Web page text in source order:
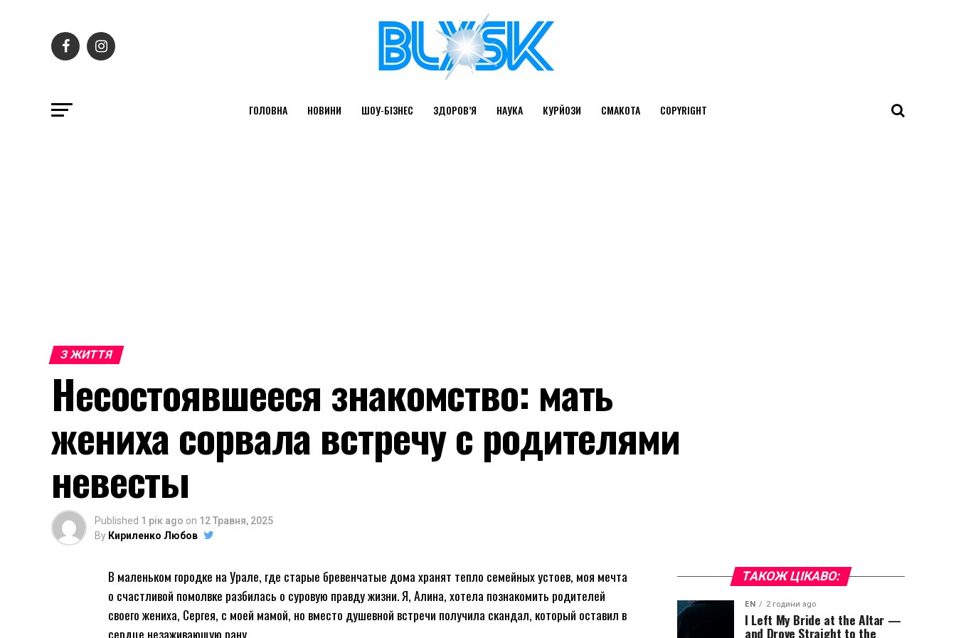
ГОЛОВНА НОВИНИ ШОУ-БІЗНЕС ЗДОРОВ’Я НАУКА КУРЙОЗИ СМАКОТА COPYRIGHT
З ЖИТТЯ
Несостоявшееся знакомство: мать
жениха сорвала встречу с родителями
невесты
Published 1 рік ago on 12 Травня, 2025
By Кириленко Любов
В маленьком городке на Урале, где старые бревенчатые дома хранят тепло семейных устоев, моя мечта
о счастливой помолвке разбилась о суровую правду жизни. Я, Алина, хотела познакомить родителей
своего жениха, Сергея, с моей мамой, но вместо душевной встречи получила скандал, который оставил в
сердце незаживающую рану.
ТАКОЖ ЦІКАВО:
EN 2 години ago
I Left My Bride at the Altar —
and Drove Straight to the